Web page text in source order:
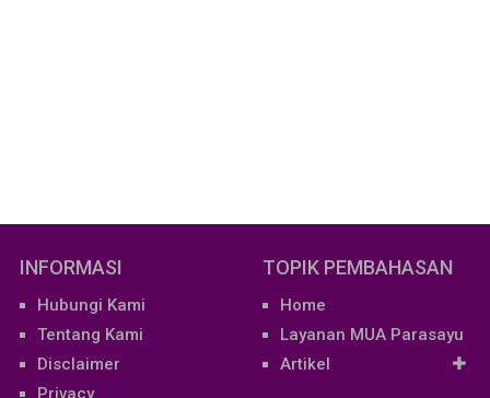
INFORMASI
Hubungi Kami
Tentang Kami
Disclaimer
Privacy
TOPIK PEMBAHASAN
Home
Layanan MUA Parasayu
Artikel